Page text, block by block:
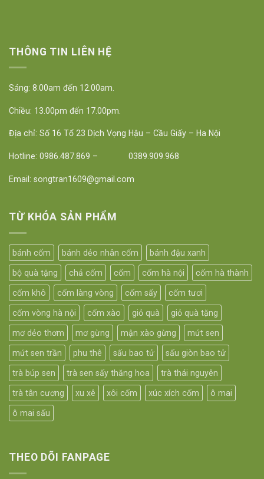
THÔNG TIN LIÊN HỆ
Sáng: 8.00am đến 12.00am.
Chiều: 13.00pm đến 17.00pm.
Địa chỉ: Số 16 Tổ 23 Dịch Vọng Hậu – Cầu Giấy – Ha Nội
Hotline: 0986.487.869 – 0389.909.968
Email: songtran1609@gmail.com
TỪ KHÓA SẢN PHẨM
bánh cốm bánh dẻo nhân cốm bánh đậu xanh
bộ quà tặng chả cốm cốm cốm hà nội cốm hà thành
cốm khô cốm làng vòng cốm sấy cốm tươi
cốm vòng hà nội cốm xào giỏ quà giỏ quà tặng
mơ dẻo thơm mơ gừng mận xào gừng mứt sen
mứt sen trần phu thê sấu bao tử sấu giòn bao tử
trà búp sen trà sen sấy thăng hoa trà thái nguyên
trà tân cương xu xê xôi cốm xúc xích cốm ô mai
ô mai sấu
THEO DÕI FANPAGE